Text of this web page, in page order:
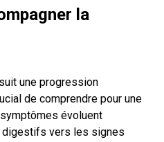
la
une progression
de comprendre pour une
évoluent
vers les signes